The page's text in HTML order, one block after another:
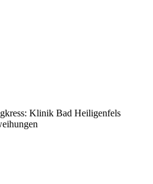
Klinik Bad Heiligenfels